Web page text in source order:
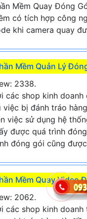
Mềm Quay Đóng
có tích hợp công
khi camera quay
Mềm Quản Lý
2338.
các shop kinh
việc bị đánh tráo
việc sử dụng hệ
được quá trình
đóng gói cũng
Mềm Quay Video
2062.
các shop kinh